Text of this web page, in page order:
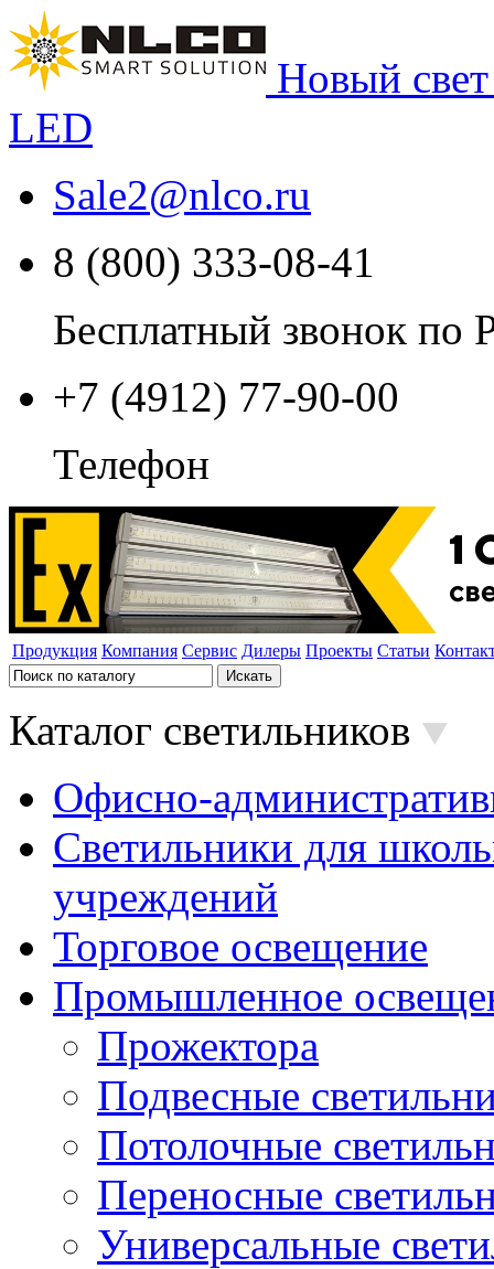
Новый
LED
Sale2@nlco.ru
8 (800) 333-08-41
Бесплатный звонок по
+7 (4912) 77-90-00
Телефон
Продукция Компания Сервис Дилеры Проекты Статьи
Каталог светильников
Офисно-
Светильники для
учреждений
Торговое освещение
Промышленное
Прожектора
Подвесные
Потолочные
Переносные
Универсальные